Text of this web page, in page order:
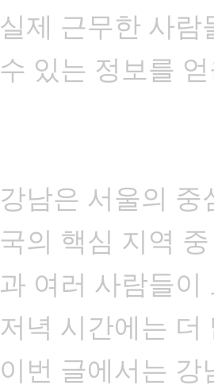
실제 근무한 사람
수 있는 정보를
강남은 서울의 중
국의 핵심 지역
과 여러 사람들이
저녁 시간에는 더
이번 글에서는 강